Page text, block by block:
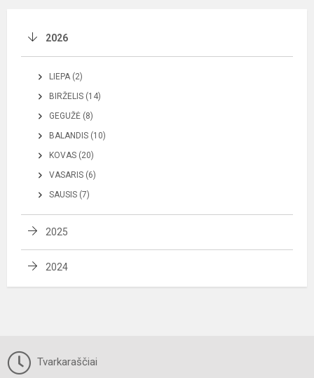
2026
LIEPA (2)
BIRŽELIS (14)
GEGUŽĖ (8)
BALANDIS (10)
KOVAS (20)
VASARIS (6)
SAUSIS (7)
2025
2024
Tvarkaraščiai